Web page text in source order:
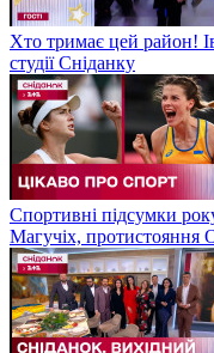
Хто тримає цей район!
студії Сніданку
Спортивні підсумки
Магучіх, протистояння